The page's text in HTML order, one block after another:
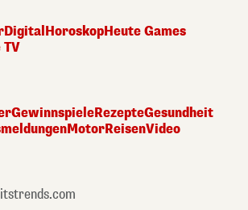
Digital HoroskopHeute Games
TV
GewinnspieleRezepteGesundheit
MotorReisenVideo